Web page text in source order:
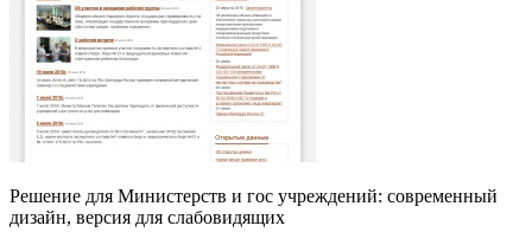
Решение для Министерств и гос учреждений: современный
дизайн, версия для слабовидящих